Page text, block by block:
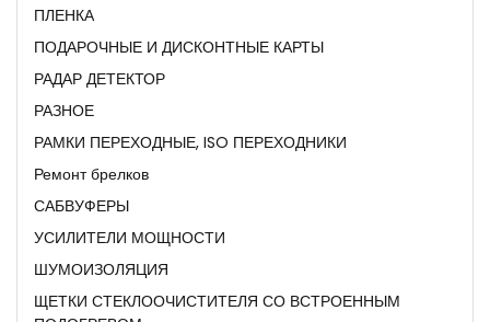
ПЛЕНКА
ПОДАРОЧНЫЕ И ДИСКОНТНЫЕ КАРТЫ
РАДАР ДЕТЕКТОР
РАЗНОЕ
РАМКИ ПЕРЕХОДНЫЕ, ISO ПЕРЕХОДНИКИ
Ремонт брелков
САБВУФЕРЫ
УСИЛИТЕЛИ МОЩНОСТИ
ШУМОИЗОЛЯЦИЯ
ЩЕТКИ СТЕКЛООЧИСТИТЕЛЯ СО ВСТРОЕННЫМ